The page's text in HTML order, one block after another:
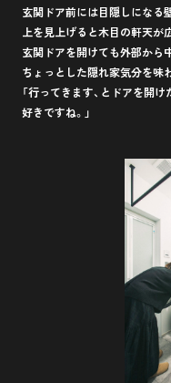
玄関ドア前には目隠しになる
上を見上げると木目の軒天が
玄関ドアを開けても外部から
ちょっとした隠れ家気分を味
「行ってきます、とドアを開
好きですね。」